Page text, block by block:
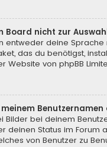
Board nicht zur
entweder deine
das du benötigst,
Website von phpBB
Bilder bei deinem
deinen Status im
von Benutzer zu